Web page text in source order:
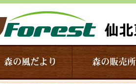
森の風だより 森の販売所